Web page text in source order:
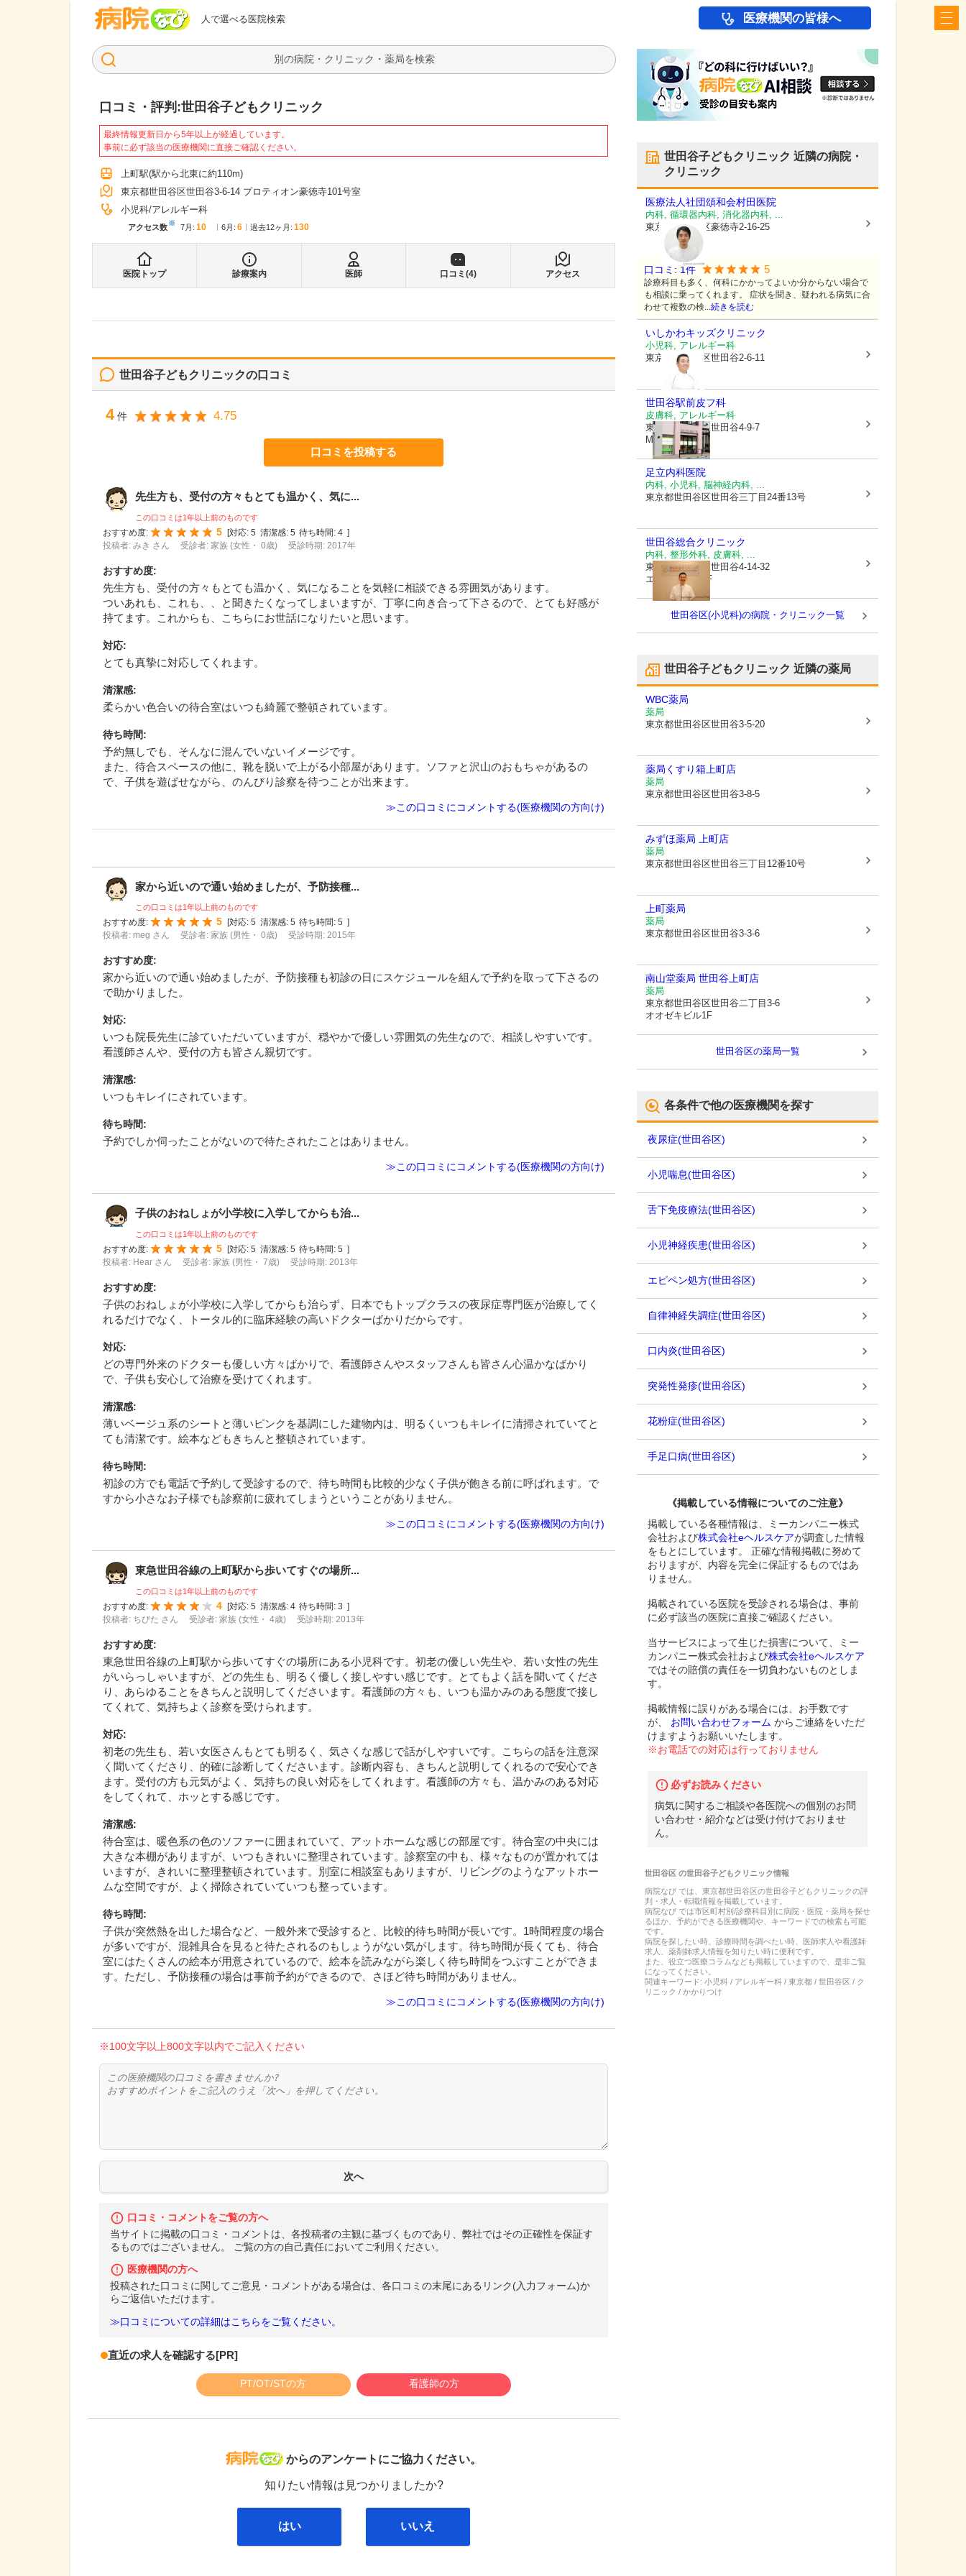
人で選べる医院検索
病院なび 医療機関の皆様へ
検索
口コミ・評判:世田谷子どもクリニック
最終情報更新日から5年以上が経過しています。
事前に必ず該当の医療機関に直接ご確認ください。
上町駅(駅から北東に約110m)
東京都世田谷区世田谷3-6-14 プロティオン豪徳寺101号室
小児科 アレルギー科
アクセス数※ 7月 : 10 6月 : 6 過去12ヶ月: 130
医院トップ 診療案内 医師 口コミ(4) アクセス
世田谷子どもクリニックの口コミ
4 件 4.75
口コミを投稿する
先生方も、受付の方々もとても温かく、気に...
この口コミは1年以上前のものです
おすすめ度:
5 [対応: 5 清潔感: 5 待ち時間: 4 ]
投稿者: みき さん
受診者: 家族 (女性・ 0歳) 受診時期: 2017年
おすすめ度:
先生方も、受付の方々もとても温かく、気になることを気軽に相談できる雰囲気があります。
ついあれも、これも、、と聞きたくなってしまいますが、丁寧に向き合って下さるので、とても好感が
持てます。これからも、こちらにお世話になりたいと思います。
対応:
とても真摯に対応してくれます。
清潔感:
柔らかい色合いの待合室はいつも綺麗で整頓されています。
待ち時間:
予約無しでも、そんなに混んでいないイメージです。
また、待合スペースの他に、靴を脱いで上がる小部屋があります。ソファと沢山のおもちゃがあるの
で、子供を遊ばせながら、のんびり診察を待つことが出来ます。
≫この口コミにコメントする(医療機関の方向け)
家から近いので通い始めましたが、予防接種...
この口コミは1年以上前のものです
おすすめ度:
5 対応: 5 清潔感: 5 待ち時間: 5
投稿者: meg さん
受診者: 家族 (男性・ 0歳) 受診時期: 2015年
おすすめ度:
家から近いので通い始めましたが、予防接種も初診の日にスケジュールを組んで予約を取って下さるの
で助かりました。
対応:
いつも院長先生に診ていただいていますが、穏やかで優しい雰囲気の先生なので、相談しやすいです。
看護師さんや、受付の方も皆さん親切です。
清潔感:
いつもキレイにされています。
待ち時間:
予約でしか伺ったことがないので待たされたことはありません。
≫この口コミにコメントする(医療機関の方向け)
子供のおねしょが小学校に入学してからも治...
この口コミは1年以上前のものです
おすすめ度:
5 [対応: 5 清潔感: 5 待ち時間: 5 ]
投稿者: Hear さん
受診者: 家族 (男性・ 7歳) 受診時期: 2013年
おすすめ度:
子供のおねしょが小学校に入学してからも治らず、日本でもトップクラスの夜尿症専門医が治療してく
れるだけでなく、トータル的に臨床経験の高いドクターばかりだからです。
対応:
どの専門外来のドクターも優しい方々ばかりで、看護師さんやスタッフさんも皆さん心温かなばかり
で、子供も安心して治療を受けてくれます。
清潔感:
薄いベージュ系のシートと薄いピンクを基調にした建物内は、明るくいつもキレイに清掃されていてと
ても清潔です。絵本などもきちんと整頓されています。
待ち時間:
初診の方でも電話で予約して受診するので、待ち時間も比較的少なく子供が飽きる前に呼ばれます。で
すから小さなお子様でも診察前に疲れてしまうということがありません。
≫この口コミにコメントする(医療機関の方向け)
東急世田谷線の上町駅から歩いてすぐの場所...
この口コミは1年以上前のものです
おすすめ度:
4 [対応: 5 清潔感: 4 待ち時間: 3 ]
投稿者: ちびた さん
受診者: 家族 (女性・ 4歳) 受診時期: 2013年
おすすめ度:
東急世田谷線の上町駅から歩いてすぐの場所にある小児科です。初老の優しい先生や、若い女性の先生
がいらっしゃいますが、どの先生も、明るく優しく接しやすい感じです。とてもよく話を聞いてくださ
り、あらゆることをきちんと説明してくださいます。看護師の方々も、いつも温かみのある態度で接し
てくれて、気持ちよく診察を受けられます。
対応:
初老の先生も、若い女医さんもとても明るく、気さくな感じで話がしやすいです。こちらの話を注意深
く聞いてくださり、的確に診断してくださいます。診断内容も、きちんと説明してくれるので安心でき
ます。受付の方も元気がよく、気持ちの良い対応をしてくれます。看護師の方々も、温かみのある対応
をしてくれて、ホッとする感じです。
清潔感:
待合室は、暖色系の色のソファーに囲まれていて、アットホームな感じの部屋です。待合室の中央には
大きな本棚がありますが、いつもきれいに整理されています。診察室の中も、様々なものが置かれては
いますが、きれいに整理整頓されています。別室に相談室もありますが、リビングのようなアットホー
ムな空間ですが、よく掃除されていていつも整っています。
待ち時間:
子供が突然熱を出した場合など、一般外来で受診すると、比較的待ち時間が長いです。1時間程度の場合
が多いですが、混雑具合を見ると待たされるのもしょうがない気がします。待ち時間が長くても、待合
室にはたくさんの絵本が用意されているので、絵本を読みながら楽しく待ち時間をつぶすことができま
す。ただし、予防接種の場合は事前予約ができるので、さほど待ち時間がありません。
≫この口コミにコメントする(医療機関の方向け)
※100文字以上800文字以内でご記入ください
口コミ・コメントをご覧の方へ
当サイトに掲載の口コミ・コメントは、各投稿者の主観に基づくものであり、弊社ではその正確性を保証す
るものではございません。 ご覧の方の自己責任においてご利用ください。
医療機関の方へ
投稿された口コミに関してご意見・コメントがある場合は、各口コミの末尾にあるリンク(入力フォーム)か
らご返信いただけます。
≫口コミについての詳細はこちらをご覧ください。
直近の求人を確認する[PR]
PT/OT/STの方 看護師の方
病院なび
からのアンケートにご協力ください。
知りたい情報は見つかりましたか?
はい いいえ
世田谷子どもクリニック 近隣の病院・
クリニック
医療法人社団頌和会村田医院
内科, 循環器内科, 消化器内科, ...
東京都世田谷区豪徳寺2-16-25
口コミ: 1件 5
診療科目も多く、何科にかかってよいか分からない場合で
も相談に乗ってくれます。 症状を聞き、疑われる病気に合
わせて複数の検...続きを読む
いしかわキッズクリニック
小児科, アレルギー科
東京都世田谷区世田谷2-6-11
世田谷駅前皮フ科
皮膚科, アレルギー科
東京都世田谷区世田谷4-9-7
MIYABI1階
足立内科医院
内科, 小児科, 脳神経内科, ...
東京都世田谷区世田谷三丁目24番13号
世田谷総合クリニック
内科, 整形外科, 皮膚科, ...
東京都世田谷区世田谷4-14-32
エバガーデン3F
世田谷区(小児科)の病院・クリニック一覧
世田谷子どもクリニック 近隣の薬局
WBC薬局
薬局
東京都世田谷区世田谷3-5-20
薬局くすり箱上町店
薬局
東京都世田谷区世田谷3-8-5
みずほ薬局 上町店
薬局
東京都世田谷区世田谷三丁目12番10号
上町薬局
薬局
東京都世田谷区世田谷3-3-6
南山堂薬局 世田谷上町店
薬局
東京都世田谷区世田谷二丁目3-6
オオゼキビル1F
世田谷区の薬局一覧
各条件で他の医療機関を探す
夜尿症(世田谷区)
小児喘息(世田谷区)
舌下免疫療法(世田谷区)
小児神経疾患(世田谷区)
エピペン処方(世田谷区)
自律神経失調症(世田谷区)
口内炎(世田谷区)
突発性発疹(世田谷区)
花粉症(世田谷区)
手足口病(世田谷区)
《掲載している情報についてのご注意》
掲載している各種情報は、ミーカンパニー株式
会社および株式会社eヘルスケアが調査した情報
をもとにしています。 正確な情報掲載に努めて
おりますが、内容を完全に保証するものではあ
りません。
掲載されている医院を受診される場合は、事前
に必ず該当の医院に直接ご確認ください。
当サービスによって生じた損害について、ミー
カンパニー株式会社および株式会社eヘルスケア
ではその賠償の責任を一切負わないものとしま
す。
掲載情報に誤りがある場合には、お手数です
が、
お問い合わせフォーム からご連絡をいただ
けますようお願いいたします。
※お電話での対応は行っておりません
必ずお読みください
病気に関するご相談や各医院への個別のお問
い合わせ・紹介などは受け付けておりませ
ん。
世田谷区の世田谷子どもクリニック情報
病院なび では、 東京都世田谷区の世田谷子どもクリニックの評
判・求人・転職情報を掲載しています。
病院なび では市区町村別/診療科目別に病院・医院・薬局を探せ
るほか、予約ができる医療機関や、キーワードでの検索も可能
です。
病院を探したい時、診療時間を調べたい時、医師求人や看護師
求人、薬剤師求人情報を知りたい時に便利です。
また、役立つ医療コラムなども掲載していますので、是非ご覧
になってください。
関連キーワード: 小児科 / アレルギー科 / 東京都 / 世田谷区 / ク
リニック / かかりつけ